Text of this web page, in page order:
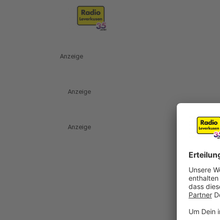
Anzeige
Anzeige
Anzeige